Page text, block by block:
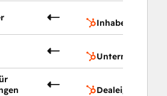
Inhaber
Unternehmen